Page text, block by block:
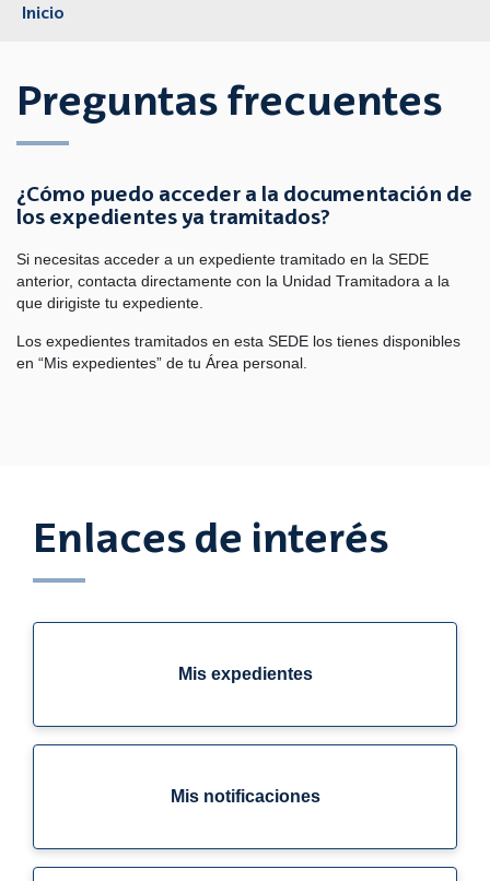
Inicio
Preguntas frecuentes
¿Cómo puedo acceder a la documentación de
los expedientes ya tramitados?
Si necesitas acceder a un expediente tramitado en la SEDE
anterior, contacta directamente con la Unidad Tramitadora a la
que dirigiste tu expediente.
Los expedientes tramitados en esta SEDE los tienes disponibles
en “Mis expedientes” de tu Área personal.
Enlaces de interés
Mis expedientes
Mis notificaciones